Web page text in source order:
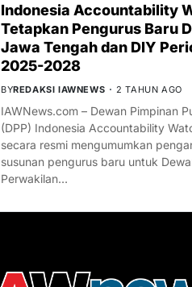
Indonesia Accountability
Tetapkan Pengurus Baru
Jawa Tengah dan DIY
2025-2028
BYREDAKSI IAWNEWS 2 TAHUN AGO
IAWNews.com – Dewan Pimpinan
(DPP) Indonesia Accountability
secara resmi mengumumkan
susunan pengurus baru untuk
Perwakilan…